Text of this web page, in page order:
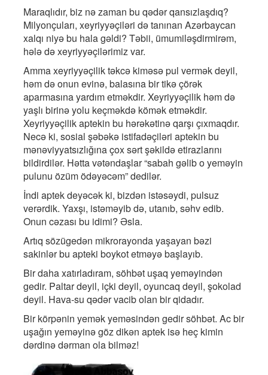
Maraqlıdır, biz nə zaman bu qədər qansızlaşdıq?
Milyonçuları, xeyriyyəçiləri də tanınan Azərbaycan
xalqı niyə bu hala gəldi? Təbii, ümumiləşdirmirəm,
hələ də xeyriyyəçilərimiz var.
Amma xeyriyyəçilik təkcə kiməsə pul vermək deyil,
həm də onun evinə, balasına bir tikə çörək
aparmasına yardım etməkdir. Xeyriyyəçilik həm də
yaşlı birinə yolu keçməkdə kömək etməkdir.
Xeyriyyəçilik aptekin bu hərəkətinə qarşı çıxmaqdır.
Necə ki, sosial şəbəkə istifadəçiləri aptekin bu
mənəviyyatsızlığına çox sərt şəkildə etirazlarını
bildirdilər. Hətta vətəndaşlar “sabah gəlib o yeməyin
pulunu özüm ödəyəcəm” dedilər.
İndi aptek deyəcək ki, bizdən istəsəydi, pulsuz
verərdik. Yaxşı, istəməyib də, utanıb, səhv edib.
Onun cəzası bu idimi? Əsla.
Artıq sözügedən mikrorayonda yaşayan bəzi
sakinlər bu apteki boykot etməyə başlayıb.
Bir daha xatırladıram, söhbət uşaq yeməyindən
gedir. Paltar deyil, içki deyil, oyuncaq deyil, şokolad
deyil. Hava-su qədər vacib olan bir qidadır.
Bir körpənin yemək yeməsindən gedir söhbət. Ac bir
uşağın yeməyinə göz dikən aptek isə heç kimin
dərdinə dərman ola bilməz!